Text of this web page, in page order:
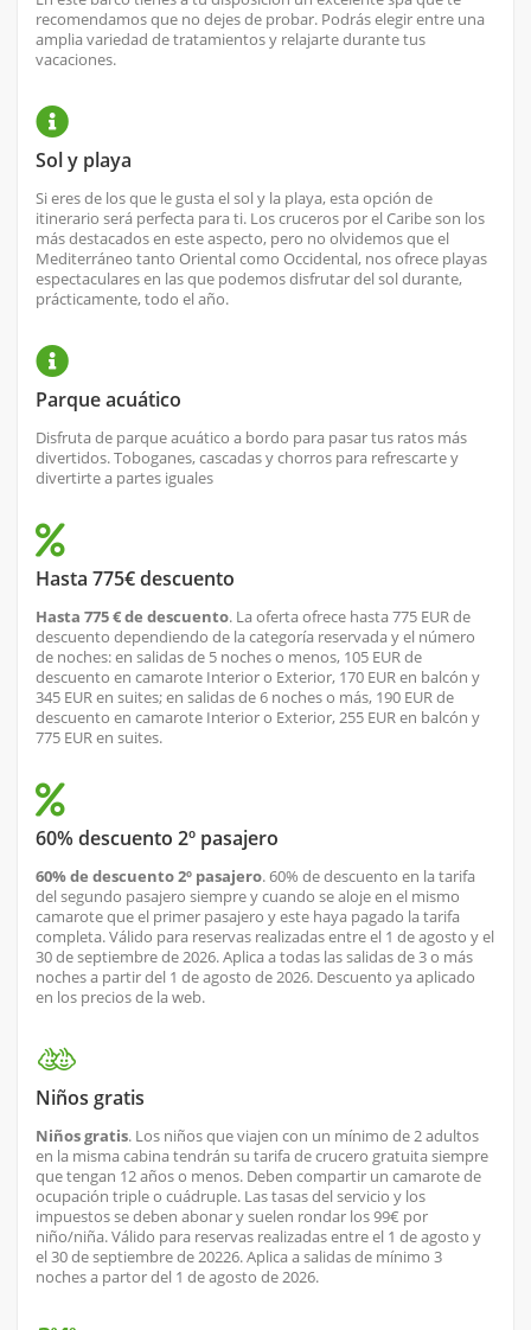
recomendamos que no dejes de probar. Podrás elegir entre una
amplia variedad de tratamientos y relajarte durante tus
vacaciones.
Sol y playa
Si eres de los que le gusta el sol y la playa, esta opción de
itinerario será perfecta para ti. Los cruceros por el Caribe son los
más destacados en este aspecto, pero no olvidemos que el
Mediterráneo tanto Oriental como Occidental, nos ofrece playas
espectaculares en las que podemos disfrutar del sol durante,
prácticamente, todo el año.
Parque acuático
Disfruta de parque acuático a bordo para pasar tus ratos más
divertidos. Toboganes, cascadas y chorros para refrescarte y
divertirte a partes iguales
Hasta 775€ descuento
Hasta 775 € de descuento. La oferta ofrece hasta 775 EUR de
descuento dependiendo de la categoría reservada y el número
de noches: en salidas de 5 noches o menos, 105 EUR de
descuento en camarote Interior o Exterior, 170 EUR en balcón y
345 EUR en suites; en salidas de 6 noches o más, 190 EUR de
descuento en camarote Interior o Exterior, 255 EUR en balcón y
775 EUR en suites.
60% descuento 2º pasajero
60% de descuento 2º pasajero. 60% de descuento en la tarifa
del segundo pasajero siempre y cuando se aloje en el mismo
camarote que el primer pasajero y este haya pagado la tarifa
completa. Válido para reservas realizadas entre el 1 de agosto y el
30 de septiembre de 2026. Aplica a todas las salidas de 3 o más
noches a partir del 1 de agosto de 2026. Descuento ya aplicado
en los precios de la web.
Niños gratis
Niños gratis. Los niños que viajen con un mínimo de 2 adultos
en la misma cabina tendrán su tarifa de crucero gratuita siempre
que tengan 12 años o menos. Deben compartir un camarote de
ocupación triple o cuádruple. Las tasas del servicio y los
impuestos se deben abonar y suelen rondar los 99€ por
niño/niña. Válido para reservas realizadas entre el 1 de agosto y
el 30 de septiembre de 20226. Aplica a salidas de mínimo 3
noches a partor del 1 de agosto de 2026.